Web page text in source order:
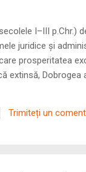
foto:
I–III p.Chr.)
juridice și
prosperitatea
extinsă, Dobrogea
și ritmul
Trimiteți un